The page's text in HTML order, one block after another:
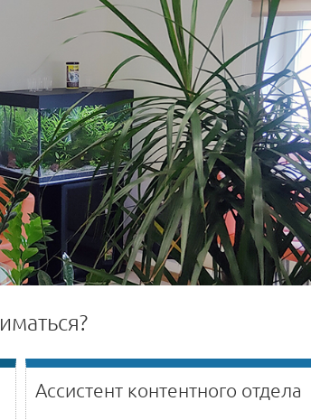
Ассистент контентного отдела